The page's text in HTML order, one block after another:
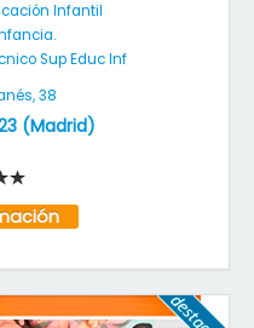
Infantil
Sup Educ Inf
38
(Madrid)